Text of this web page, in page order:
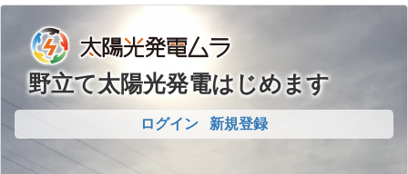
野立て太陽光発電はじめます
ログイン 新規登録